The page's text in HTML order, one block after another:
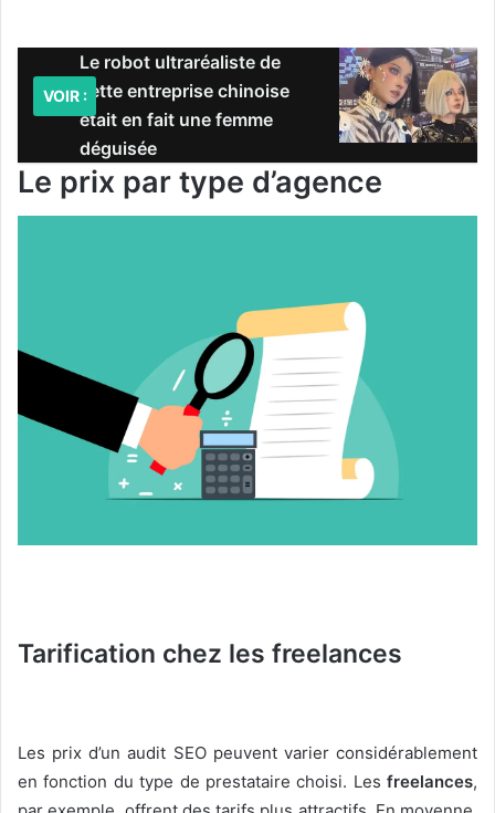
Le robot ultraréaliste de
cette entreprise chinoise
était en fait une femme
déguisée
VOIR :
Le prix par type d’agence
Tarification chez les freelances
Les prix d’un audit SEO peuvent varier considérablement
en fonction du type de prestataire choisi. Les freelances,